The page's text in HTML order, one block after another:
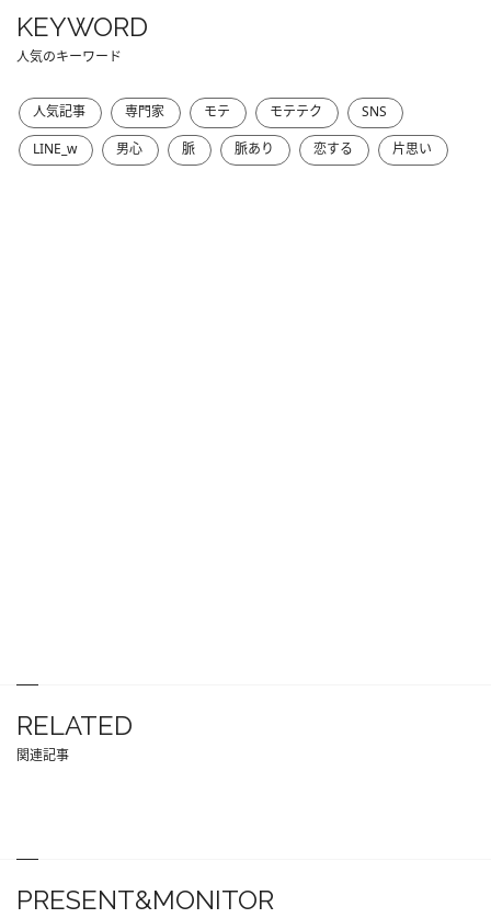
KEYWORD
人気のキーワード
人気記事 専門家 モテ モテテク
SNS
LINE_w
男心 脈 脈あり 恋する 片思い
RELATED
関連記事
PRESENT&MONITOR